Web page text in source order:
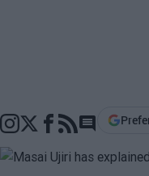
Go to